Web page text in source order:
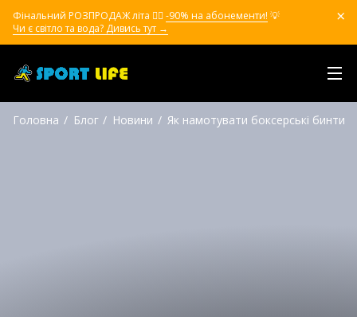
Фінальний РОЗПРОДАЖ літа ❤️‍🔥 -90% на абонементи! 💡
Чи є світло та вода? Дивись тут →
Головна Блог Новини Як намотувати боксерські бинти